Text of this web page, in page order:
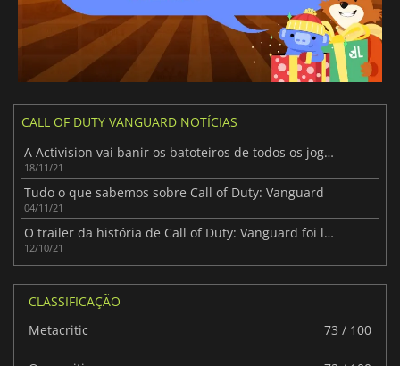
CALL OF DUTY VANGUARD NOTÍCIAS
A Activision vai banir os batoteiros de todos os jogos Call of Duty
18/11/21
Tudo o que sabemos sobre Call of Duty: Vanguard
04/11/21
O trailer da história de Call of Duty: Vanguard foi lançado
12/10/21
CLASSIFICAÇÃO
Metacritic
73 / 100